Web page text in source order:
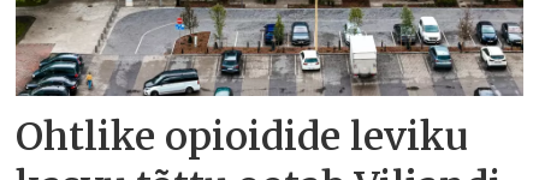
Ohtlike opioidide leviku